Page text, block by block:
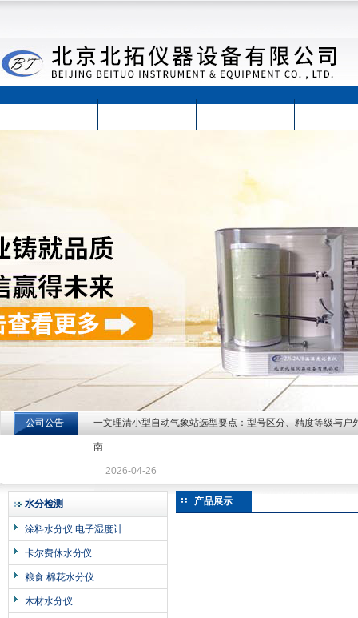
北京北拓仪器设备有限公司
公司公告 一文理清小型自动气象站选型要点：型号区分、精度等级与户
南
2026-04-26
水分检测
涂料水分仪 电子湿度计
卡尔费休水分仪
粮食 棉花水分仪
木材水分仪
产品展示